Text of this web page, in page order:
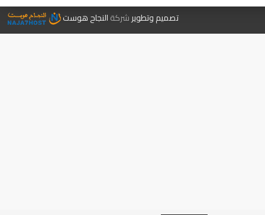
تصميم وتطويرشركةالنجاح هوست